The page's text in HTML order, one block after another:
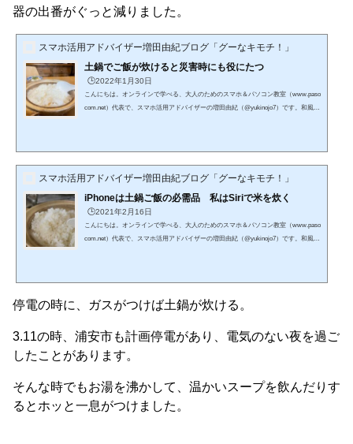
器の出番がぐっと減りました。
スマホ活用アドバイザー増田由紀ブログ「グーなキモチ！」
土鍋でご飯が炊けると災害時にも役にたつ
🕒️2022年1月30日
こんにちは。オンラインで学べる、大人のためのスマホ＆パソコン教室（www.paso
com.net）代表で、スマホ活用アドバイザーの増田由紀（@yukinojo7）です。和風な
べくわかりやすくお伝えしようと思っています。 土鍋で...
スマホ活用アドバイザー増田由紀ブログ「グーなキモチ！」
iPhoneは土鍋ご飯の必需品 私はSiriで米を炊く
🕒️2021年2月16日
こんにちは。オンラインで学べる、大人のためのスマホ＆パソコン教室（www.paso
com.net）代表で、スマホ活用アドバイザーの増田由紀（@yukinojo7）です。和風な
このブログでは、日々感じるスマホの活用法や私なりの工...
停電の時に、ガスがつけば土鍋が炊ける。
3.11の時、浦安市も計画停電があり、電気のない夜を過ご
したことがあります。
そんな時でもお湯を沸かして、温かいスープを飲んだりす
るとホッと一息がつけました。